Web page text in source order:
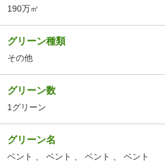
190万㎡
グリーン種類
その他
グリーン数
1グリーン
グリーン名
ベント ベント ベント ベント